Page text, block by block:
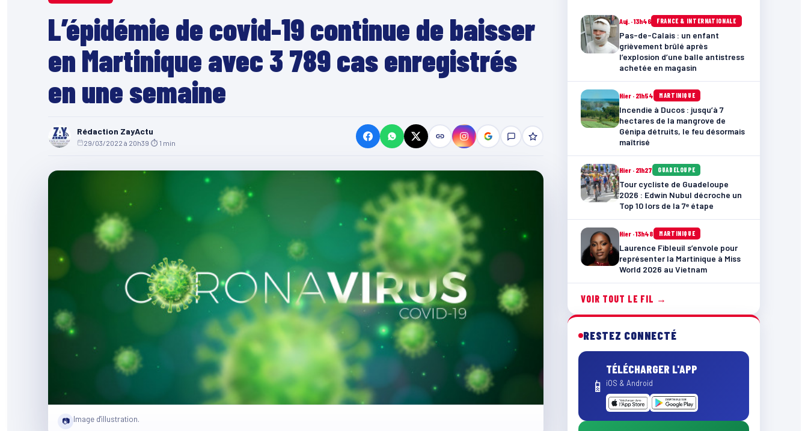
L’épidémie de covid-19 continue de baisser
en Martinique avec 3 789 cas enregistrés
en une semaine
Rédaction ZayActu
29/03/2022 à 20h39 ⏱ 1 min
📷 Image d'illustration.
Auj. · 13h46 FRANCE & INTERNATIONALE
Pas-de-Calais : un enfant
grièvement brûlé après
l’explosion d’une balle antistress
achetée en magasin
Hier · 21h54 MARTINIQUE
Incendie à Ducos : jusqu’à 7
hectares de la mangrove de
Génipa détruits, le feu désormais
maîtrisé
Hier · 21h27 GUADELOUPE
Tour cycliste de Guadeloupe
2026 : Edwin Nubul décroche un
Top 10 lors de la 7ᵉ étape
Hier · 13h48 MARTINIQUE
Laurence Fibleuil s’envole pour
représenter la Martinique à Miss
World 2026 au Vietnam
VOIR TOUT LE FIL →
RESTEZ CONNECTÉ
📱
TÉLÉCHARGER L'APP
iOS & Android